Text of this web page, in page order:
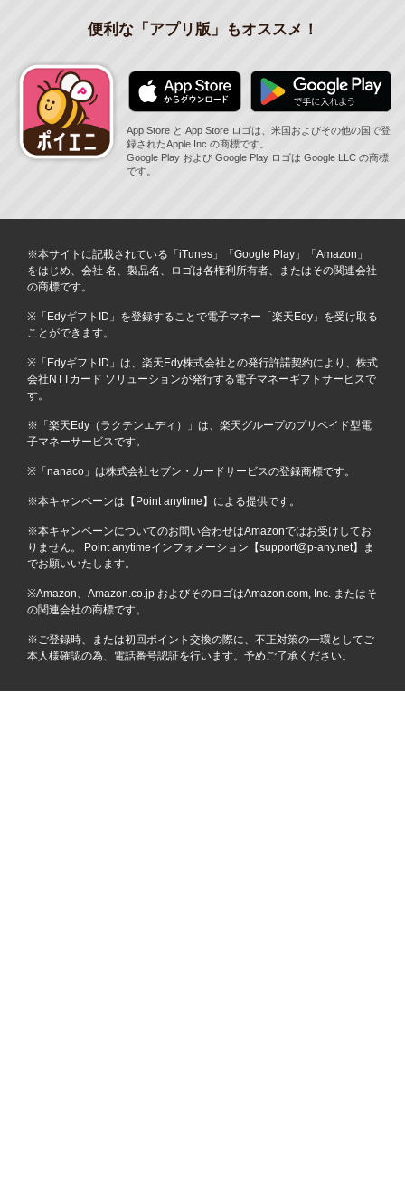
便利な「アプリ版」もオススメ！
App Store と App Store ロゴは、米国およびその他の国で登
録されたApple Inc.の商標です。
Google Play および Google Play ロゴは Google LLC の商標
です。
※本サイトに記載されている「iTunes」「Google Play」「Amazon」
をはじめ、会社 名、製品名、ロゴは各権利所有者、またはその関連会社
の商標です。
※「EdyギフトID」を登録することで電子マネー「楽天Edy」を受け取る
ことができます。
※「EdyギフトID」は、楽天Edy株式会社との発行許諾契約により、株式
会社NTTカード ソリューションが発行する電子マネーギフトサービスで
す。
※「楽天Edy（ラクテンエディ）」は、楽天グループのプリペイド型電
子マネーサービスです。
※「nanaco」は株式会社セブン・カードサービスの登録商標です。
※本キャンペーンは【Point anytime】による提供です。
※本キャンペーンについてのお問い合わせはAmazonではお受けしてお
りません。 Point anytimeインフォメーション【support@p-any.net】ま
でお願いいたします。
※Amazon、Amazon.co.jp およびそのロゴはAmazon.com, Inc. またはそ
の関連会社の商標です。
※ご登録時、または初回ポイント交換の際に、不正対策の一環としてご
本人様確認の為、電話番号認証を行います。予めご了承ください。